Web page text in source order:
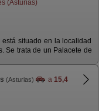
(Asturias)
situado en la localidad
Se trata de un Palacete de
(Asturias) a 15,4